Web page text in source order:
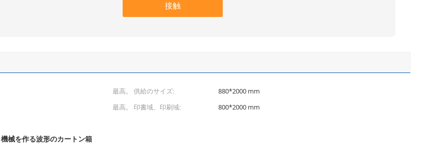
接触
最高。 供給のサイズ:
880*2000 mm
最高。 印書域、印刷域:
800*2000 mm
機械を作る波形のカートン箱